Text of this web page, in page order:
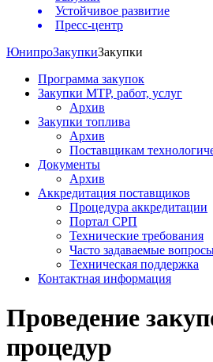
Устойчивое развитие
Пресс-центр
ЮнипроЗакупкиЗакупки
Программа закупок
Закупки МТР, работ, услуг
Архив
Закупки топлива
Архив
Поставщикам
Документы
Архив
Аккредитация поставщиков
Процедура аккредитации
Портал СРП
Технические требования
Часто задаваемые
Техническая поддержка
Контактная информация
Проведение
процедур